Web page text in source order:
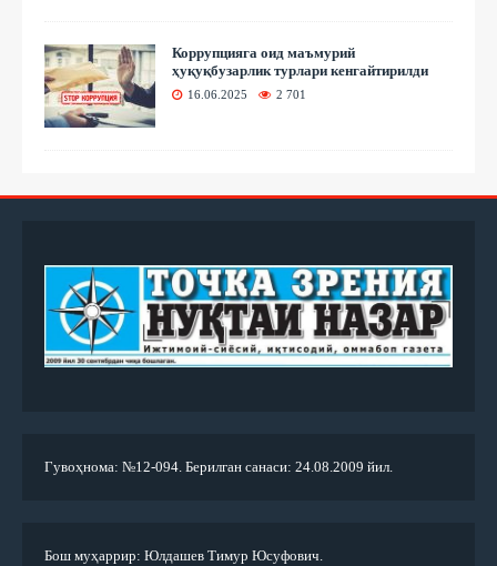
Коррупцияга оид маъмурий
ҳуқуқбузарлик турлари кенгайтирилди
16.06.2025 2 701
Гувоҳнома: №12-094. Берилган санаси: 24.08.2009 йил.
Бош муҳаррир: Юлдашев Тимур Юсуфович.